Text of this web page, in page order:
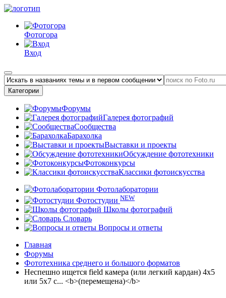
Фотогора
Вход
Категории
Форумы
Галерея фотографий
Сообщества
Барахолка
Выставки и проекты
Обсуждение фототехники
Фотоконкурсы
Классики фотоискусства
Фотолаборатории
Фотостудии NEW
Школы фотографий
Словарь
Вопросы и ответы
Главная
Форумы
Фототехника среднего и большого форматов
Неспешно ищется field камера (или легкий кардан) 4х5
или 5х7 с... <b>(перемещена)</b>